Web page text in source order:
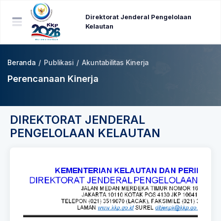
Direktorat Jenderal Pengelolaan
Kelautan
Beranda / Publikasi / Akuntabilitas Kinerja
Perencanaan Kinerja
DIREKTORAT JENDERAL
PENGELOLAAN KELAUTAN